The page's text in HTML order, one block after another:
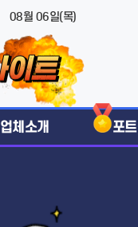
08월 06일(목)
업체소개 포